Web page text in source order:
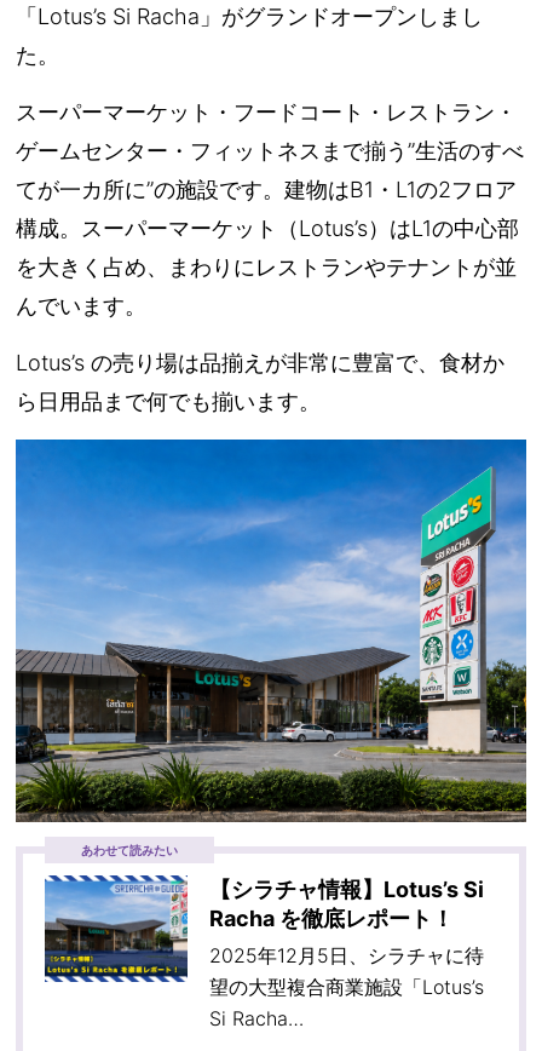
「Lotus’s Si Racha」がグランドオープンしまし
た。
スーパーマーケット・フードコート・レストラン・
ゲームセンター・フィットネスまで揃う”生活のすべ
てが一カ所に”の施設です。建物はB1・L1の2フロア
構成。スーパーマーケット（Lotus’s）はL1の中心部
を大きく占め、まわりにレストランやテナントが並
んでいます。
Lotus’s の売り場は品揃えが非常に豊富で、食材か
ら日用品まで何でも揃います。
あわせて読みたい
【シラチャ情報】Lotus’s Si
Racha を徹底レポート！
2025年12月5日、シラチャに待
望の大型複合商業施設「Lotus’s
Si Racha…